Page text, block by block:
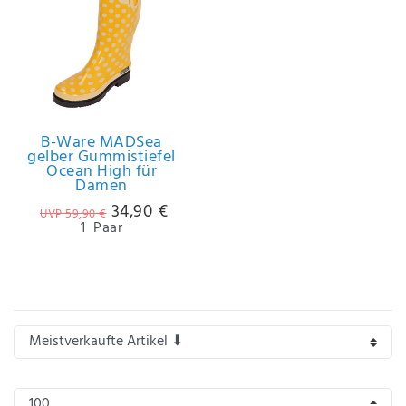
B-Ware MADSea
gelber Gummistiefel
Ocean High für
Damen
UVP 59,90 € 34,90 €
1 Paar